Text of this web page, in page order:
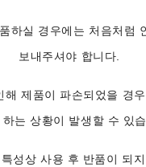
하실 경우에는 처음처럼
보내주셔야 합니다.
해 제품이 파손되었을 경
하는 상황이 발생할 수 있
성상 사용 후 반품이 되지